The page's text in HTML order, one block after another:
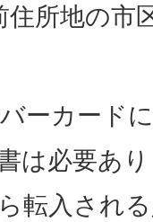
住所地の市
ーカード
は必要あ
転入され